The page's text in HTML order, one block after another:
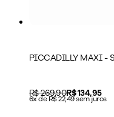
PICCADILLY MAXI -
Original price:
R$ 269,90Price:
R$ 134,95
6x de R$ 22,49 sem juros